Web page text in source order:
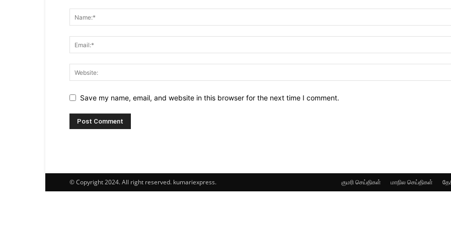
Save my name, email, and website in this browser for the next time I comment.
குமரி செய்திகள் மாநில செய்திகள்
© Copyright 2024. All right reserved. kumariexpress.